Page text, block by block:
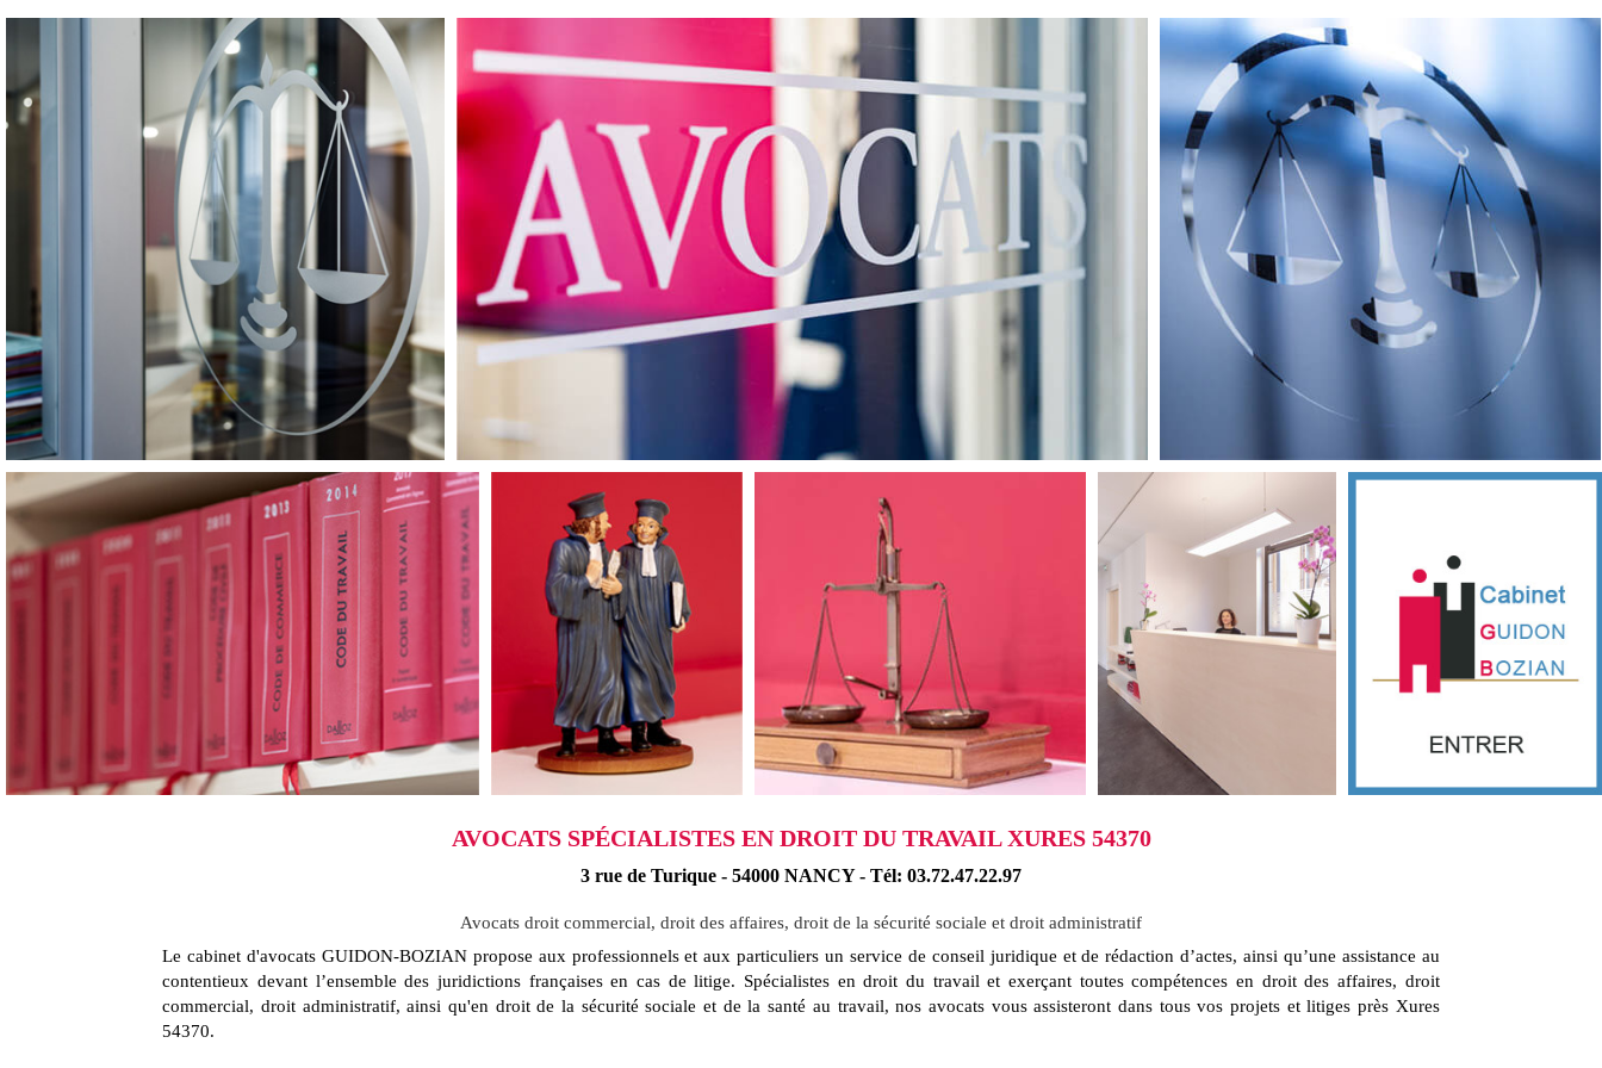
AVOCATS SPÉCIALISTES EN DROIT DU TRAVAIL XURES 54370
3 rue de Turique - 54000 NANCY - Tél: 03.72.47.22.97
Avocats droit commercial, droit des affaires, droit de la sécurité sociale et droit administratif
Le cabinet d'avocats GUIDON-BOZIAN propose aux professionnels et aux particuliers un service de conseil juridique et de rédaction d’actes, ainsi qu’une assistance au
contentieux devant l’ensemble des juridictions françaises en cas de litige. Spécialistes en droit du travail et exerçant toutes compétences en droit des affaires, droit
commercial, droit administratif, ainsi qu'en droit de la sécurité sociale et de la santé au travail, nos avocats vous assisteront dans tous vos projets et litiges près Xures
54370.